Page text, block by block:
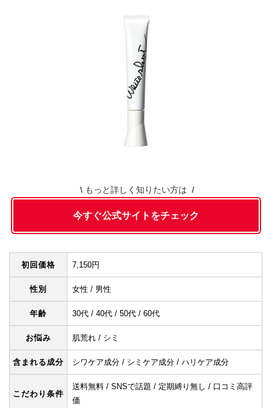
もっと詳しく知りたい方は
今すぐ公式サイトをチェック
初回価格 7,150円
性別 女性 / 男性
年齢 30代 / 40代 / 50代 / 60代
お悩み 肌荒れ / シミ
含まれる成分 シワケア成分 / シミケア成分 / ハリケア成分
こだわり条件
送料無料 / SNSで話題 / 定期縛り無し / 口コミ高評
価